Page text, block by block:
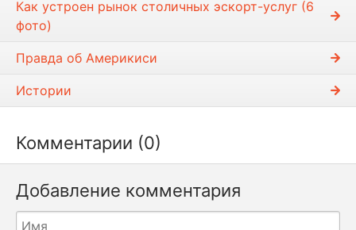
Как устроен рынок столичных эскорт-услуг (6
фото)
Правда об Америкиси
Истории
Комментарии (0)
Добавление комментария